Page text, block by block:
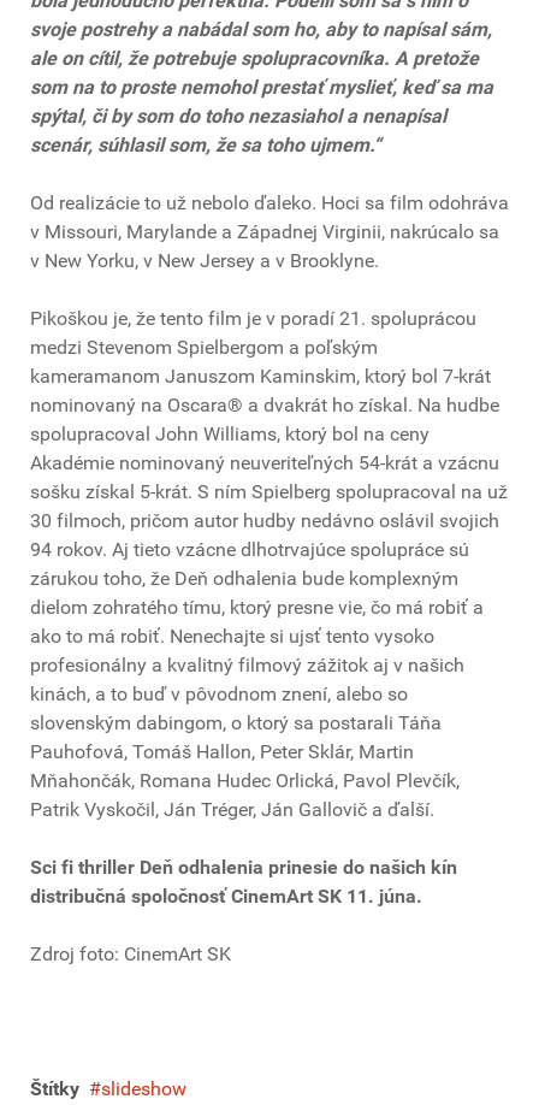
svoje postrehy a nabádal som ho, aby to napísal sám,
ale on cítil, že potrebuje spolupracovníka. A pretože
som na to proste nemohol prestať myslieť, keď sa ma
spýtal, či by som do toho nezasiahol a nenapísal
scenár, súhlasil som, že sa toho ujmem.“
Od realizácie to už nebolo ďaleko. Hoci sa film odohráva
v Missouri, Marylande a Západnej Virginii, nakrúcalo sa
v New Yorku, v New Jersey a v Brooklyne.
Pikoškou je, že tento film je v poradí 21. spoluprácou
medzi Stevenom Spielbergom a poľským
kameramanom Januszom Kaminskim, ktorý bol 7-krát
nominovaný na Oscara® a dvakrát ho získal. Na hudbe
spolupracoval John Williams, ktorý bol na ceny
Akadémie nominovaný neuveriteľných 54-krát a vzácnu
sošku získal 5-krát. S ním Spielberg spolupracoval na už
30 filmoch, pričom autor hudby nedávno oslávil svojich
94 rokov. Aj tieto vzácne dlhotrvajúce spolupráce sú
zárukou toho, že Deň odhalenia bude komplexným
dielom zohratého tímu, ktorý presne vie, čo má robiť a
ako to má robiť. Nenechajte si ujsť tento vysoko
profesionálny a kvalitný filmový zážitok aj v našich
kinách, a to buď v pôvodnom znení, alebo so
slovenským dabingom, o ktorý sa postarali Táňa
Pauhofová, Tomáš Hallon, Peter Sklár, Martin
Mňahončák, Romana Hudec Orlická, Pavol Plevčík,
Patrik Vyskočil, Ján Tréger, Ján Gallovič a ďalší.
Sci fi thriller Deň odhalenia prinesie do našich kín
distribučná spoločnosť CinemArt SK 11. júna.
Zdroj foto: CinemArt SK
Štítky slideshow